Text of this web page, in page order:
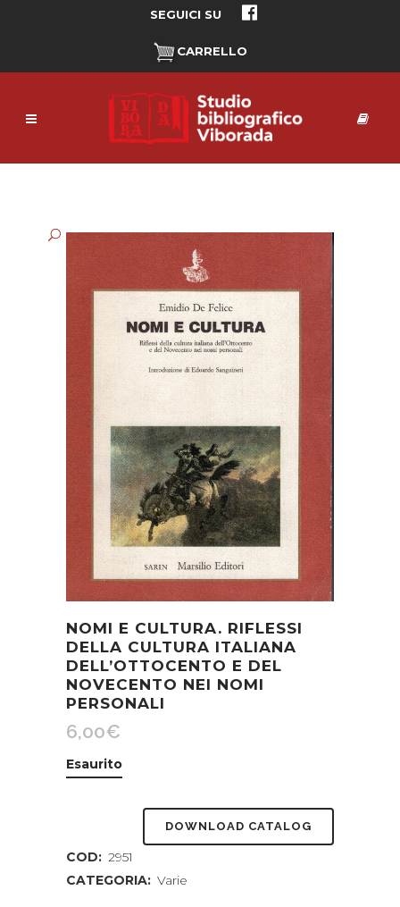
SEGUICI SU
CARRELLO
NOMI E CULTURA. RIFLESSI
DELLA CULTURA ITALIANA
DELL’OTTOCENTO E DEL
NOVECENTO NEI NOMI
PERSONALI
6,00€
Esaurito
DOWNLOAD CATALOG
COD: 2951
CATEGORIA: Varie